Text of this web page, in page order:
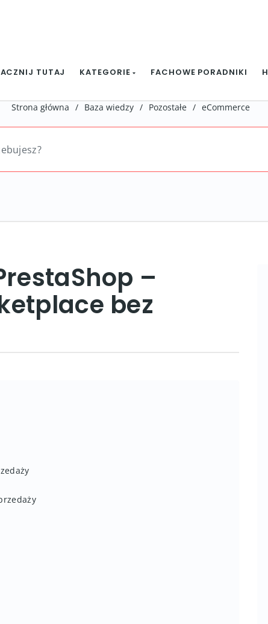
TUTAJ KATEGORIE FACHOWE PORADNIKI
Strona główna / Baza wiedzy / Pozostałe / eCommerce
–
bez